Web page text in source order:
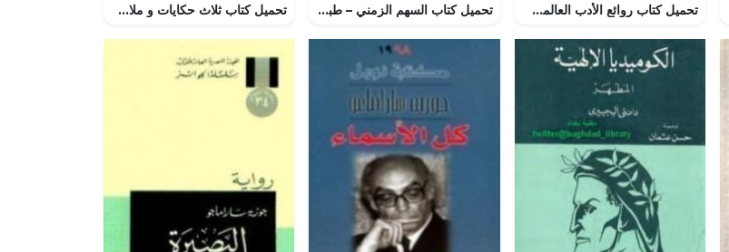
تحميل كتاب روائع الأدب العالمي في كبسولة جـ 3 PDF تأليف مختار السويفي مجانا [كامل] تحميل كتاب السهم الزمني – طبيعة الجريمة PDF تأليف مارتن أميس مجانا [كامل] تحميل كتاب ثلاث حكايات و ملاحظة تأملية PDF تأليف باتريك زوسكيند مجانا [كامل]